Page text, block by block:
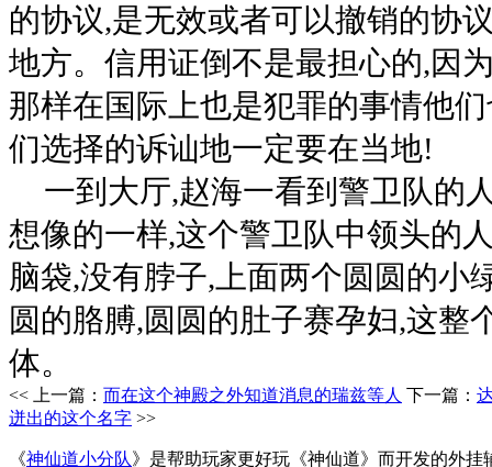
的协议,是无效或者可以撤销的协
地方。信用证倒不是最担心的,因
那样在国际上也是犯罪的事情他
们选择的诉讪地一定要在当地!
一到大厅,赵海一看到警卫队的
想像的一样,这个警卫队中领头的
脑袋,没有脖子,上面两个圆圆的小
圆的胳膊,圆圆的肚子赛孕妇,这整
体。
<< 上一篇： 而在这个神殿之外知道消息的瑞兹等人 下一篇：
迸出的这个名字 >>
《神仙道小分队》是帮助玩家更好玩《神仙道》而开发的外